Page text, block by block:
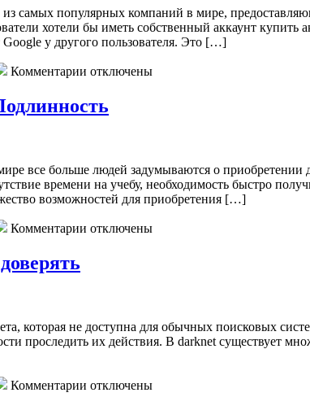
самых популярных компаний в мире,
хотели бы иметь собственный аккаунт купить
у другого пользователя. Это […]
Комментарии отключены
все больше людей задумываются о приобретении
времени на учебу, необходимость быстро
возможностей для приобретения […]
Комментарии отключены
которая не доступна для обычных поисковых
проследить их действия. В darknet существует
Комментарии отключены